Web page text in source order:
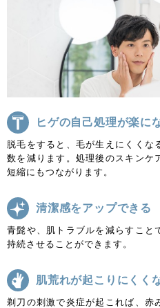
ヒゲの自己処理が楽に
脱毛をすると、毛が生えにくくな
数を減ります。処理後のスキンケ
短縮にもつながります。
清潔感をアップできる
青髭や、肌トラブルを減らすこと
持続させることができます。
肌荒れが起こりにくく
剃刀の刺激で炎症が起これば、赤